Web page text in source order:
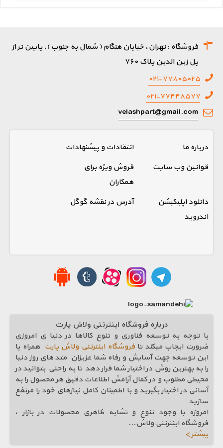
فروشگاه : تهران، خیابان هنگام ( شمال به جنوب )، پایین تر از
پل زین الدین پلاک ۷۶۰
۰۲۱-۷۷۸۰۵۰۲۵
۰۲۱-۷۷۴۴۸۵۷۷
velashpart@gmail.com
درباره ما
انتقادات و پیشنهادات
قوانین وب سایت
فروش ویژه برای
همکاران
دانلود اپلیکیشن
اندروید
آدرس در نقشه گوگل
درباره فروشگاه اینترنتی ولاش پارت
با توجه به توسعه فناوری و تنوع کالاها در دنیا ی امروزی
ضرورت ایجاب میکند تافروشگاه اینترنتی ولاش پارت همراه با
این توسعه جهت آسایش و رفاه شما عزیزان متد های روز دنیا
را به بهترین روش در اختیار شما قرار دهد تا به راحتی بتوانید در
محیطی مطلوب و در کمال آرامش اطلاعات دقیق هر محصول را به
آسانی در اختیار بگیرید و با اطمینان کامل نیازهای خود را مرتفع
سازيد
امروزه با وجود تنوع و تشابه ظاهری محصولات در بازار ،
فروشگاه اینترنتی ولاش...
بیشتر >